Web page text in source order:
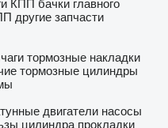
КПП бачки главного
другие запчасти
тормозные накладки
тормозные цилиндры
двигатели насосы
цилиндра прокладки